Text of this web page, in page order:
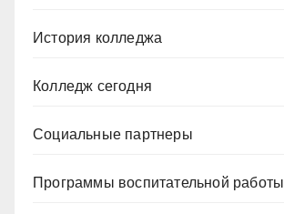
История колледжа
Колледж сегодня
Социальные партнеры
Программы воспитательной работы